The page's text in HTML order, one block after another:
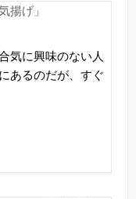
揚げ」
気に興味のない人
あるのだが、すぐ